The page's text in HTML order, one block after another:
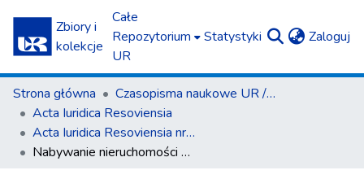
Zbiory i
kolekcje
Całe
Repozytorium
UR
Statystyki Zaloguj
Strona główna
Czasopisma naukowe UR / Scientific Journals
Acta Iuridica Resoviensia
Acta Iuridica Resoviensia nr 3 (38) 2022
Nabywanie nieruchomości na potrzeby rozwoju miast z zastosowaniem procedury wywłaszczeniowej w czasach Republiki Rzymskiej